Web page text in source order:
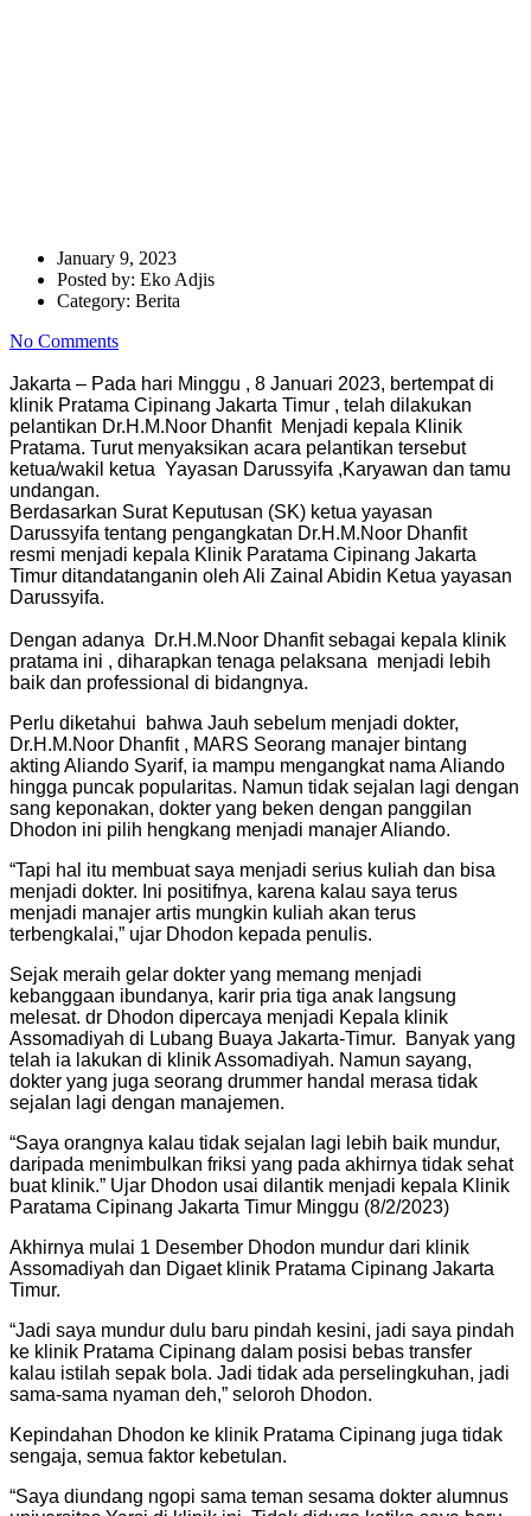
January 9, 2023
Posted by: Eko Adjis
Category: Berita
No Comments
Jakarta – Pada hari Minggu , 8 Januari 2023, bertempat di
klinik Pratama Cipinang Jakarta Timur , telah dilakukan
pelantikan Dr.H.M.Noor Dhanfit Menjadi kepala Klinik
Pratama. Turut menyaksikan acara pelantikan tersebut
ketua/wakil ketua Yayasan Darussyifa ,Karyawan dan tamu
undangan.
Berdasarkan Surat Keputusan (SK) ketua yayasan
Darussyifa tentang pengangkatan Dr.H.M.Noor Dhanfit
resmi menjadi kepala Klinik Paratama Cipinang Jakarta
Timur ditandatanganin oleh Ali Zainal Abidin Ketua yayasan
Darussyifa.
Dengan adanya Dr.H.M.Noor Dhanfit sebagai kepala klinik
pratama ini , diharapkan tenaga pelaksana menjadi lebih
baik dan professional di bidangnya.
Perlu diketahui bahwa Jauh sebelum menjadi dokter,
Dr.H.M.Noor Dhanfit , MARS Seorang manajer bintang
akting Aliando Syarif, ia mampu mengangkat nama Aliando
hingga puncak popularitas. Namun tidak sejalan lagi dengan
sang keponakan, dokter yang beken dengan panggilan
Dhodon ini pilih hengkang menjadi manajer Aliando.
“Tapi hal itu membuat saya menjadi serius kuliah dan bisa
menjadi dokter. Ini positifnya, karena kalau saya terus
menjadi manajer artis mungkin kuliah akan terus
terbengkalai,” ujar Dhodon kepada penulis.
Sejak meraih gelar dokter yang memang menjadi
kebanggaan ibundanya, karir pria tiga anak langsung
melesat. dr Dhodon dipercaya menjadi Kepala klinik
Assomadiyah di Lubang Buaya Jakarta-Timur. Banyak yang
telah ia lakukan di klinik Assomadiyah. Namun sayang,
dokter yang juga seorang drummer handal merasa tidak
sejalan lagi dengan manajemen.
“Saya orangnya kalau tidak sejalan lagi lebih baik mundur,
daripada menimbulkan friksi yang pada akhirnya tidak sehat
buat klinik.” Ujar Dhodon usai dilantik menjadi kepala Klinik
Paratama Cipinang Jakarta Timur Minggu (8/2/2023)
Akhirnya mulai 1 Desember Dhodon mundur dari klinik
Assomadiyah dan Digaet klinik Pratama Cipinang Jakarta
Timur.
“Jadi saya mundur dulu baru pindah kesini, jadi saya pindah
ke klinik Pratama Cipinang dalam posisi bebas transfer
kalau istilah sepak bola. Jadi tidak ada perselingkuhan, jadi
sama-sama nyaman deh,” seloroh Dhodon.
Kepindahan Dhodon ke klinik Pratama Cipinang juga tidak
sengaja, semua faktor kebetulan.
“Saya diundang ngopi sama teman sesama dokter alumnus